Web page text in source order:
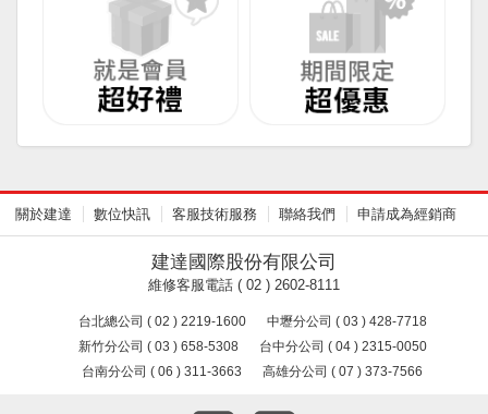
關於建達 數位快訊 客服技術服務 聯絡我們 申請成為經銷商
建達國際股份有限公司
維修客服電話 ( 02 ) 2602-8111
台北總公司 ( 02 ) 2219-1600
中壢分公司 ( 03 ) 428-7718
新竹分公司 ( 03 ) 658-5308
台中分公司 ( 04 ) 2315-0050
台南分公司 ( 06 ) 311-3663
高雄分公司 ( 07 ) 373-7566